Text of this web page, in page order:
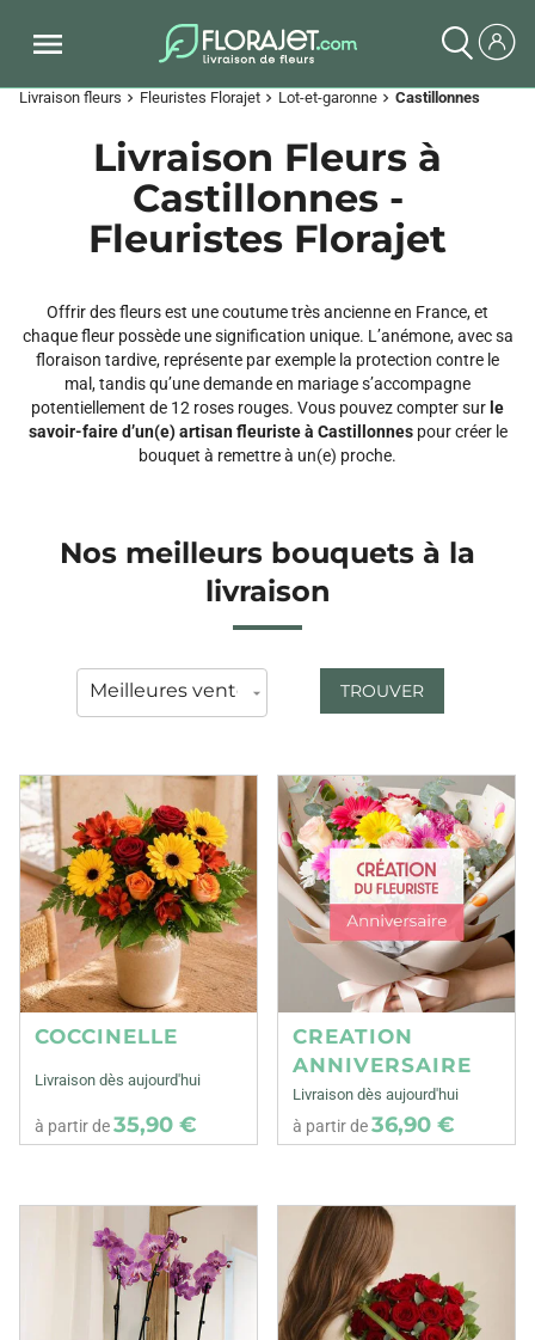
Livraison fleurs chevron_right Fleuristes Florajet chevron_right Lot-et-garonne chevron_right Castillonnes
Livraison Fleurs à
Castillonnes -
Fleuristes Florajet
Offrir des fleurs est une coutume très ancienne en France, et
chaque fleur possède une signification unique. L’anémone, avec sa
floraison tardive, représente par exemple la protection contre le
mal, tandis qu’une demande en mariage s’accompagne
potentiellement de 12 roses rouges. Vous pouvez compter sur le
savoir-faire d’un(e) artisan fleuriste à Castillonnespour créer le
bouquet à remettre à un(e) proche.
Nos meilleurs bouquets à la
livraison
TROUVER
COCCINELLE
Livraison dès aujourd'hui
à partir de35,90 €
CREATION
ANNIVERSAIRE
Livraison dès aujourd'hui
à partir de36,90 €